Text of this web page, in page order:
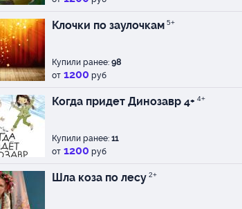
Клочки по заулочкам 5+
Купили ранее: 98
от 1200 руб
Когда придет Динозавр 4+ 4+
Купили ранее: 11
от 1200 руб
Шла коза по лесу 2+